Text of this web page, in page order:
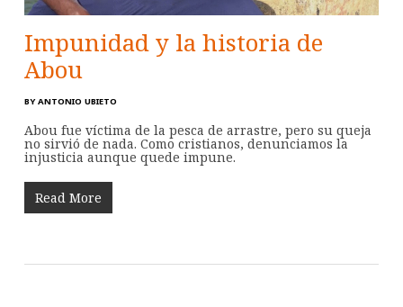
Impunidad y la historia de
Abou
BY ANTONIO UBIETO
Abou fue víctima de la pesca de arrastre, pero su queja
no sirvió de nada. Como cristianos, denunciamos la
injusticia aunque quede impune.
Read More